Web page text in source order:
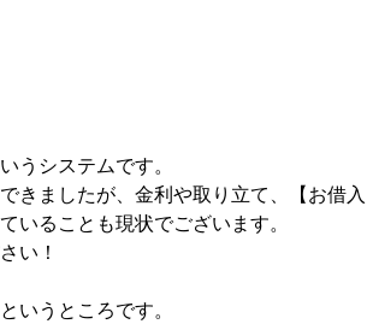
うシステムです。
きましたが、金利や取り立て、【お借入
ることも現状でございます。
い！
いうところです。